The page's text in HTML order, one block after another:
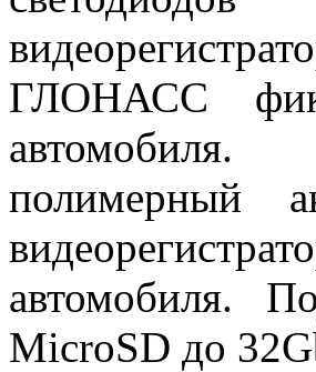
ГЛОНАСС
автомобиля.
полимерный
автомобиля.
MicroSD до